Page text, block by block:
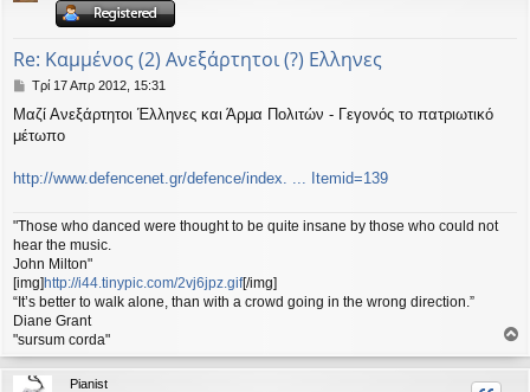
Re: Καμμένος (2) Ανεξάρτητοι (?) Ελληνες
Δ
μ
ο
ί
ε
σ
η
Τρί 17 Απρ 2012, 15:31
Mαζί Ανεξάρτητοι Έλληνες και Άρμα Πολιτών - Γεγονός το πατριωτικό
μέτωπο
http://www.defencenet.gr/defence/index. ... Itemid=139
"Those who danced were thought to be quite insane by those who could not
hear the music.
John Milton"
[img]http://i44.tinypic.com/2vj6jpz.gif[/img]
“It’s better to walk alone, than with a crowd going in the wrong direction.”
Diane Grant
"sursum corda"
ο
ρ
Pianist